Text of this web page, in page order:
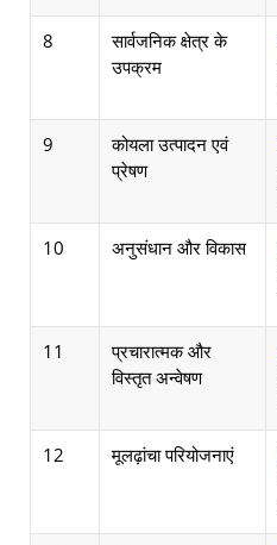
8
सार्वजनिक क्षेत्र के
उपक्रम
9
कोयला उत्पादन एवं
प्रेषण
10 अनुसंधान और विकास
11
प्रचारात्मक और
विस्तृत अन्वेषण
12 मूलढ़ांचा परियोजनाएं